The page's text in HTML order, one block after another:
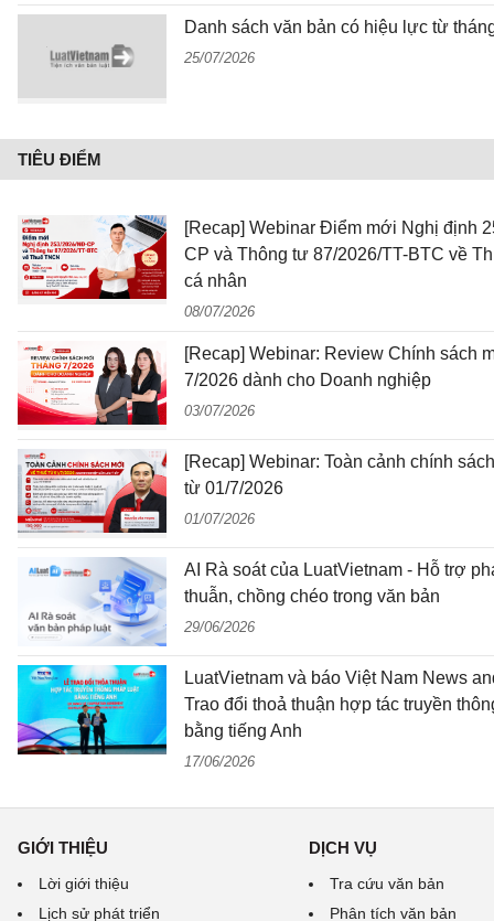
Danh sách văn bản có hiệu lực từ
25/07/2026
TIÊU ĐIỂM
[Recap] Webinar Điểm mới Nghị định
CP và Thông tư 87/2026/TT-BTC về
cá nhân
08/07/2026
[Recap] Webinar: Review Chính sách
7/2026 dành cho Doanh nghiệp
03/07/2026
[Recap] Webinar: Toàn cảnh chính
từ 01/7/2026
01/07/2026
AI Rà soát của LuatVietnam - Hỗ trợ
thuẫn, chồng chéo trong văn bản
29/06/2026
LuatVietnam và báo Việt Nam News
Trao đổi thoả thuận hợp tác truyền
bằng tiếng Anh
17/06/2026
GIỚI THIỆU
Lời giới thiệu
Lịch sử phát triển
DỊCH VỤ
Tra cứu văn bản
Phân tích văn bản